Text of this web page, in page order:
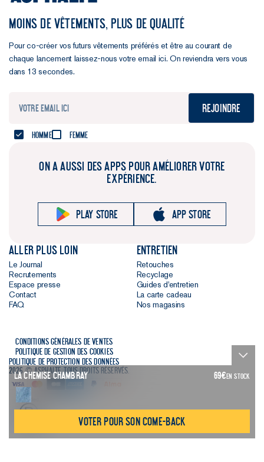
La Chemise Chambray 69€EN STOCK
Voter pour son come-back
MOINS DE VÊTEMENTS, PLUS DE QUALITÉ
Pour co-créer vos futurs vêtements préférés et être au courant de
chaque lancement laissez-nous votre email ici. On reviendra vers vous
dans 13 secondes.
Rejoindre
Homme Femme
ON A AUSSI DES APPS POUR AMÉLIORER VOTRE
EXPÉRIENCE.
Play store App store
Aller plus loin
Le Journal
Recrutements
Espace presse
Contact
FAQ
Entretien
Retouches
Recyclage
Guides d'entretien
La carte cadeau
Nos magasins
Conditions générales de ventes
Politique de gestion des cookies
Politique de protection des données
2026 © Asphalte. Tous droits réservés.